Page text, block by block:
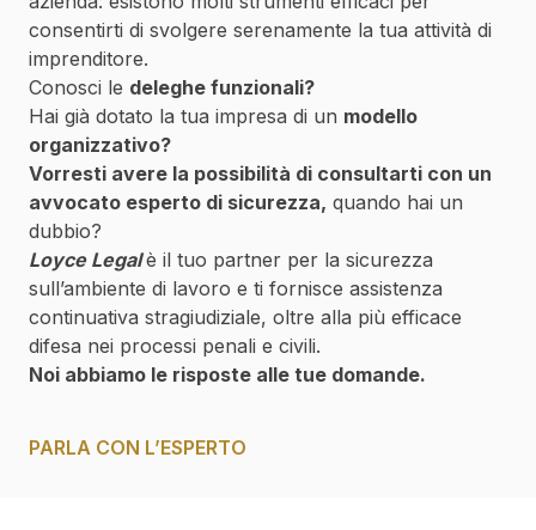
consentirti di svolgere serenamente la tua attività di
imprenditore.
Conosci le deleghe funzionali?
Hai già dotato la tua impresa di un modello
organizzativo?
Vorresti avere la possibilità di consultarti con un
avvocato esperto di sicurezza, quando hai un
dubbio?
Loyce Legal è il tuo partner per la sicurezza
sull’ambiente di lavoro e ti fornisce assistenza
continuativa stragiudiziale, oltre alla più efficace
difesa nei processi penali e civili.
Noi abbiamo le risposte alle tue domande.
PARLA CON L’ESPERTO